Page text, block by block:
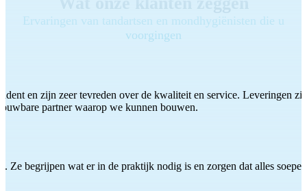
Ervaringen van tandartsen en mondhygiënisten die u
voorgingen
en zijn zeer tevreden over de kwaliteit en service. Leveringen
partner waarop we kunnen bouwen.
Ze begrijpen wat er in de praktijk nodig is en zorgen dat alles